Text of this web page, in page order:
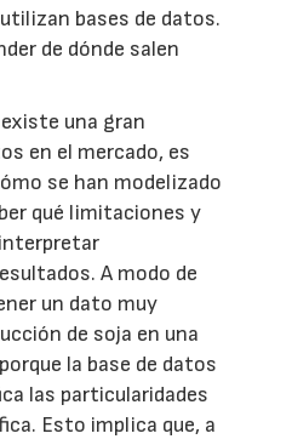
bases de datos.
de dónde salen
una gran
en el mercado, es
se han modelizado
qué limitaciones y
A modo de
un dato muy
de soja en una
la base de datos
las particularidades
Esto implica que, a